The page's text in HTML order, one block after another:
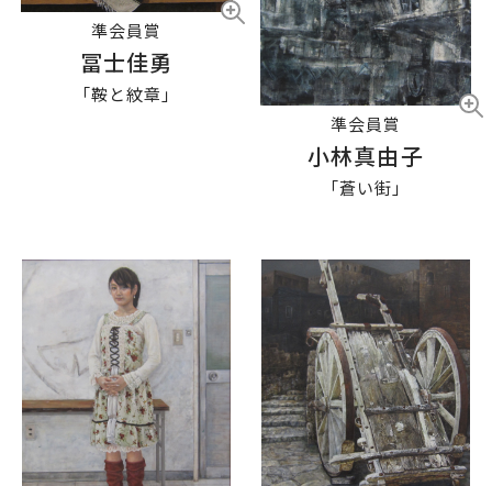
準会員賞
冨士佳勇
「鞍と紋章」
準会員賞
小林真由子
「蒼い街」